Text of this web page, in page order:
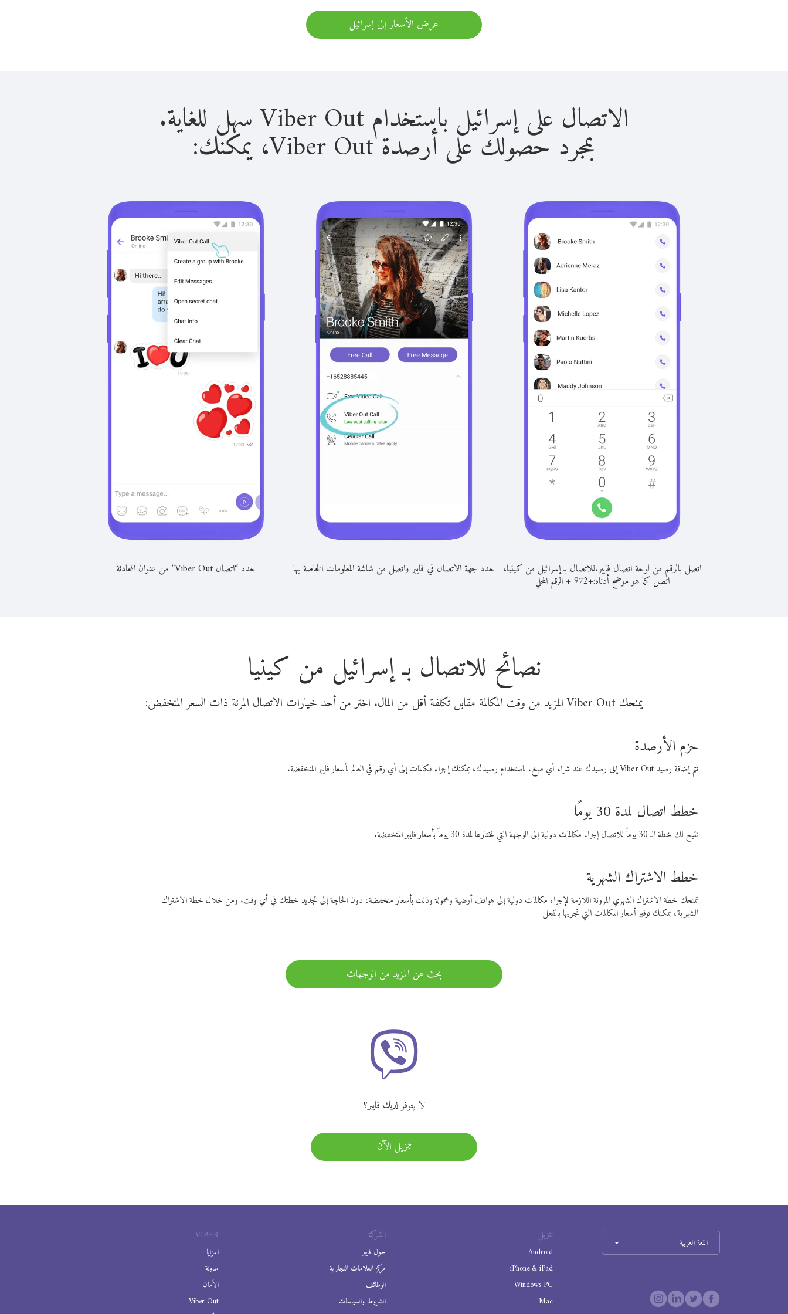
عرض الأسعار إلى إسرائيل
الاتصال على إسرائيل باستخدام Viber Out سهل للغاية.
بمجرد حصولك على أرصدة Viber Out، يمكنك:
اتصل بالرقم من لوحة اتصال فايبر.للاتصال بـ إسرائيل من كينيا،
اتصل كما هو موضح أدناه:+
972
+الرقم المحلي
حدد جهة الاتصال في فايبر واتصل من شاشة المعلومات الخاصة بها حدد “اتصال Viber Out” من عنوان المحادثة
نصائح للاتصال بـ إسرائيل من كينيا
يمنحك Viber Out المزيد من وقت المكالمة مقابل تكلفة أقل من المال. اختر من أحد خيارات الاتصال المرنة ذات السعر المنخفض:
حزم الأرصدة
تتم إضافة رصيد Viber Out إلى رصيدك عند شراء أي مبلغ. باستخدام رصيدك، يمكنك إجراء مكالمات إلى أي رقم في العالم بأسعار فايبر المنخفضة.
خطط اتصال لمدة 30 يومًا
تتيح لك خطة الـ 30 يوماً للاتصال إجراء مكالمات دولية إلى الوجهة التي تختارها لمدة 30 يوماً بأسعار فايبر المنخفضة.
خطط الاشتراك الشهرية
تمنحك خطة الاشتراك الشهري المرونة اللازمة لإجراء مكالمات دولية إلى هواتف أرضية ومحمولة وذلك بأسعار منخفضة، دون الحاجة إلى تجديد خطتك في أي وقت. ومن خلال خطة الاشتراك
الشهرية، يمكنك توفير أسعار المكالمات التي تجريها بالفعل
بحث عن المزيد من الوجهات
لا يتوفر لديك فايبر؟
تنزيل الآن
VIBER
المزايا
مدونة
الأمان
Viber Out
الشركة
حول فايبر
مركز العلامات التجارية
الوظائف
الشروط والسياسات
تنزيل
Android
iPhone & iPad
Windows PC
Mac
اللغة العربية